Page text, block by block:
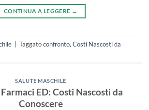
CONTINUA A LEGGERE →
Taggatoconfronto,Costi Nascosti da
SALUTE MASCHILE
ED: Costi Nascosti da
Conoscere